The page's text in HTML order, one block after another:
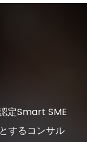
定Smart SME
するコンサル